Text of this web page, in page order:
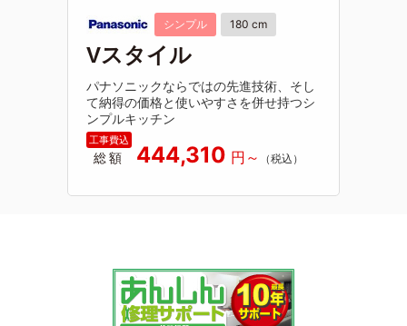
シンプル 180 cm
Vスタイル
パナソニックならではの先進技術、そし
て納得の価格と使いやすさを併せ持つシ
ンプルキッチン
総額 444,310